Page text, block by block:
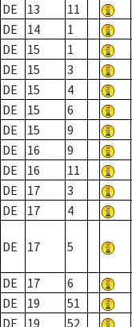
DE
13 11
DE
14 1
DE
15 1
DE
15 3
DE
15 4
DE
15 6
DE
15 9
DE
16 9
DE
16 11
DE
17 3
DE
17 4
DE 17 5
DE 17 6
DE
19 51
DE
19 52